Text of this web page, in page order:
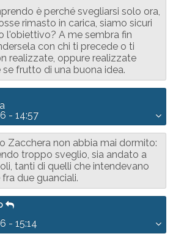
è perché svegliarsi solo ora,
rimasto in carica, siamo sicuri
l'obiettivo? A me sembra fin
con chi ti precede o ti
realizzate, oppure realizzate
frutto di una buona idea.
- 14:57
Zacchera non abbia mai dormito:
troppo sveglio, sia andato a
tanti di quelli che intendevano
due guanciali.
- 15:14